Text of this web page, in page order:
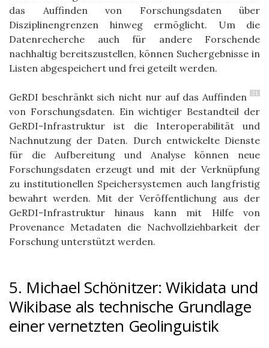
das Auffinden von Forschungsdaten über
Disziplinengrenzen hinwegermöglicht. Um die
Datenrecherche auch für andere Forschende
nachhaltig bereitszustellen, können Suchergebnisse in
Listen abgespeichert und frei geteilt werden.
21
GeRDI beschränkt sich nicht nur auf das Auffinden
von Forschungsdaten. Ein wichtiger Bestandteil der
GeRDI-Infrastruktur ist die Interoperabilität und
Nachnutzung der Daten. Durch entwickelte Dienste
für die Aufbereitung und Analyse können neue
Forschungsdaten erzeugt und mit der Verknüpfung
zu institutionellen Speichersystemen auch langfristig
bewahrt werden. Mit der Veröffentlichung aus der
GeRDI-Infrastruktur hinaus kann mit Hilfe von
Provenance Metadaten die Nachvollziehbarkeit der
Forschung unterstützt werden.
5. Michael Schönitzer: Wikidata und
Wikibase als technische Grundlage
einer vernetzten Geolinguistik